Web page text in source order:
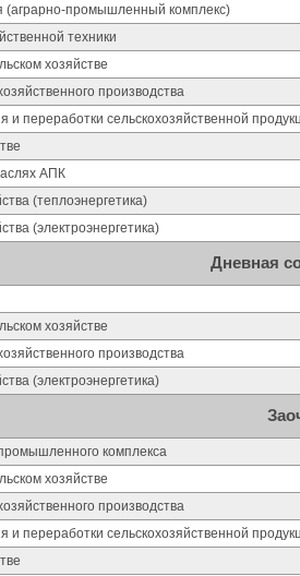
(аграрно-промышленный комплекс)
техники
хозяйстве
производства
и переработки сельскохозяйственной
АПК
(теплоэнергетика)
(электроэнергетика)
Дневная
хозяйстве
производства
(электроэнергетика)
комплекса
хозяйстве
производства
и переработки сельскохозяйственной